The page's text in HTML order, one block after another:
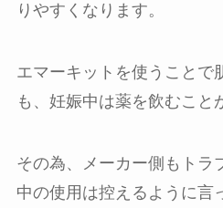
りやすくなります。
エマーキットを使うことで
も、妊娠中は薬を飲むこと
その為、メーカー側もトラ
中の使用は控えるように言